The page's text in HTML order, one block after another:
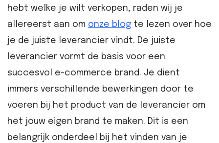
hebt welke je wilt verkopen, raden wij je
allereerst aan om onze blog te lezen over hoe
je de juiste leverancier vindt. De juiste
leverancier vormt de basis voor een
succesvol e-commerce brand. Je dient
immers verschillende bewerkingen door te
voeren bij het product van de leverancier om
het jouw eigen brand te maken. Dit is een
belangrijk onderdeel bij het vinden van je